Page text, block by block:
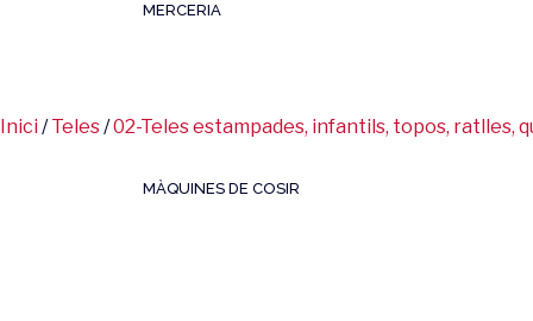
MERCERIA
MÀQUINES DE COSIR
Inici /Teles/02-Teles estampades, infantils, topos, ratlles,